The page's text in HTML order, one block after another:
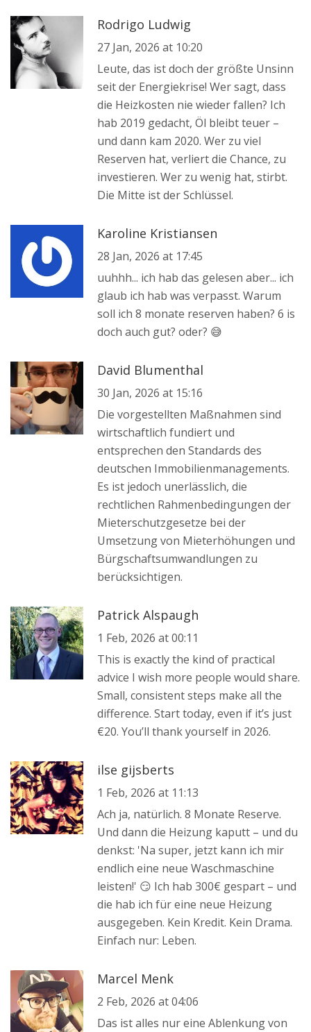
Rodrigo Ludwig
27 Jan, 2026 at 10:20
Leute, das ist doch der größte Unsinn
seit der Energiekrise! Wer sagt, dass
die Heizkosten nie wieder fallen? Ich
hab 2019 gedacht, Öl bleibt teuer –
und dann kam 2020. Wer zu viel
Reserven hat, verliert die Chance, zu
investieren. Wer zu wenig hat, stirbt.
Die Mitte ist der Schlüssel.
Karoline Kristiansen
28 Jan, 2026 at 17:45
uuhhh... ich hab das gelesen aber... ich
glaub ich hab was verpasst. Warum
soll ich 8 monate reserven haben? 6 is
doch auch gut? oder? 😅
David Blumenthal
30 Jan, 2026 at 15:16
Die vorgestellten Maßnahmen sind
wirtschaftlich fundiert und
entsprechen den Standards des
deutschen Immobilienmanagements.
Es ist jedoch unerlässlich, die
rechtlichen Rahmenbedingungen der
Mieterschutzgesetze bei der
Umsetzung von Mieterhöhungen und
Bürgschaftsumwandlungen zu
berücksichtigen.
Patrick Alspaugh
1 Feb, 2026 at 00:11
This is exactly the kind of practical
advice I wish more people would share.
Small, consistent steps make all the
difference. Start today, even if it’s just
€20. You’ll thank yourself in 2026.
ilse gijsberts
1 Feb, 2026 at 11:13
Ach ja, natürlich. 8 Monate Reserve.
Und dann die Heizung kaputt – und du
denkst: 'Na super, jetzt kann ich mir
endlich eine neue Waschmaschine
leisten!' 😏 Ich hab 300€ gespart – und
die hab ich für eine neue Heizung
ausgegeben. Kein Kredit. Kein Drama.
Einfach nur: Leben.
Marcel Menk
2 Feb, 2026 at 04:06
Das ist alles nur eine Ablenkung von